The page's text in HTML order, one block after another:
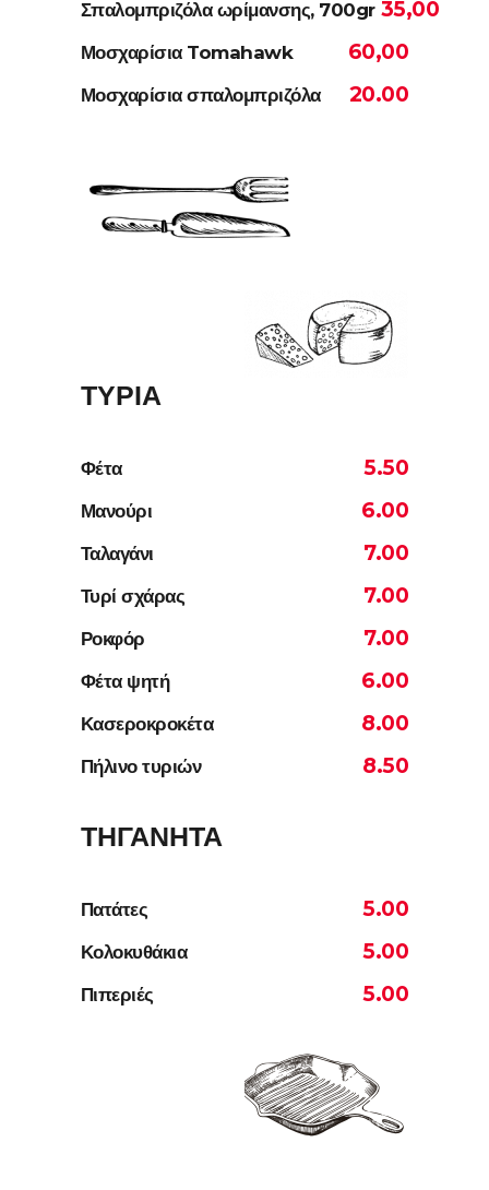
Σπαλομπριζόλα ωρίμανσης, 700gr 35,00
Μοσχαρίσια Tomahawk 60,00
Μοσχαρίσια σπαλομπριζόλα 20.00
ΤΥΡΙΑ
Φέτα 5.50
Μανούρι 6.00
Ταλαγάνι 7.00
Τυρί σχάρας 7.00
Ροκφόρ 7.00
Φέτα ψητή 6.00
Κασεροκροκέτα 8.00
Πήλινο τυριών 8.50
ΤΗΓΑΝΗΤΑ
Πατάτες 5.00
Κολοκυθάκια 5.00
Πιπεριές 5.00